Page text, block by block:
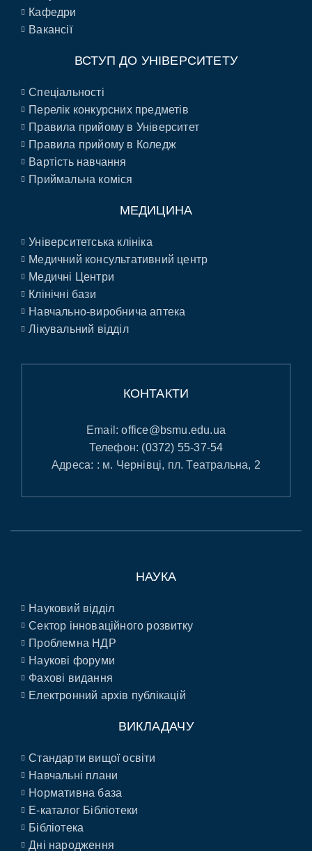
Кафедри
Вакансії
ВСТУП ДО УНІВЕРСИТЕТУ
Спеціальності
Перелік конкурсних предметів
Правила прийому в Університет
Правила прийому в Коледж
Вартість навчання
Приймальна коміся
МЕДИЦИНА
Університетська клініка
Медичний консультативний центр
Медичні Центри
Клінічні бази
Навчально-виробнича аптека
Лікувальний відділ
КОНТАКТИ
Email:office@bsmu.edu.ua
Телефон: (0372) 55-37-54
Адреса: : м. Чернівці, пл. Театральна, 2
НАУКА
Науковий відділ
Сектор інноваційного розвитку
Проблемна НДР
Наукові форуми
Фахові видання
Електронний архів публікацій
ВИКЛАДАЧУ
Стандарти вищої освіти
Навчальні плани
Нормативна база
E-каталог Бібліотеки
Бібліотека
Дні народження